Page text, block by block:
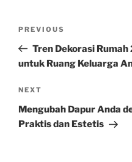
Previous
Post
PREVIOUS
Tren Dekorasi
untuk Ruang Keluarga
Next
Post
NEXT
Mengubah Dapur Anda
Praktis dan Estetis